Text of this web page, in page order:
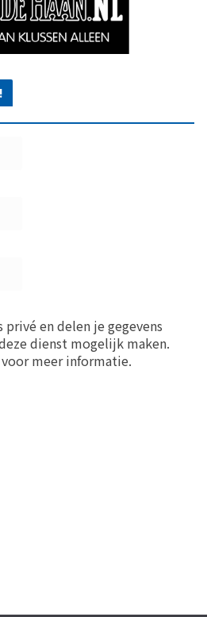
privé en delen je gegevens
dienst mogelijk maken.
meer informatie.